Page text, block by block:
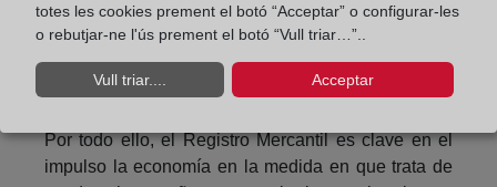
con la Seguridad Social, y aquellas que sean
anteriores a la inscripción en el Registro Mercantil
de su condición de Emprendedor de
Responsabilidad Limitada.
Por todo ello, el Registro Mercantil es clave en el
impulso la economía en la medida en que trata de
totes les cookies prement el botó “Acceptar” o configurar-les
o rebutjar-ne l'ús prement el botó “Vull triar…”..
Vull triar.... Acceptar